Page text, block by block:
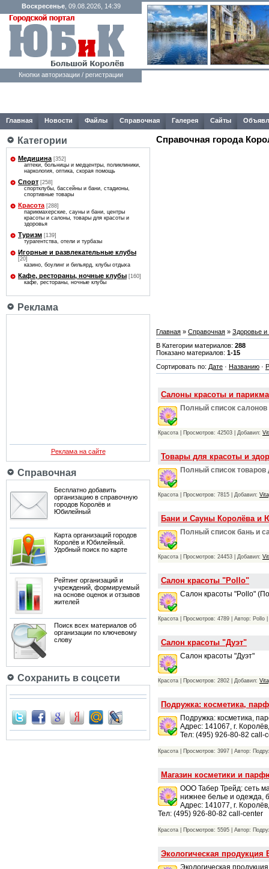
Воскресенье, 09.08.2026, 14:39
Кнопки авторизации / регистрации
Главная Новости Файлы Справочная Галерея Сайты
Категории
Медицина [352]
аптеки, больницы и медцентры, поликлиники,
наркология, оптика, скорая помощь
Спорт [258]
спортклубы, бассейны и бани, стадионы,
спортивные товары
Красота [288]
парикмахерские, сауны и бани, центры
красоты и салоны, товары для красоты и
здоровья
Туризм [139]
турагентства, отели и турбазы
Игорные и развлекательные клубы
[20]
казино, боулинг и бильярд, клубы отдыха
Кафе, рестораны, ночные клубы [160]
кафе, рестораны, ночные клубы
Реклама
Реклама на сайте
Справочная
Бесплатно добавить
организацию в справочную
городов Королёв и
Юбилейный
Карта организаций городов
Королёв и Юбилейный.
Удобный поиск по карте
Рейтинг организаций и
учреждений, формируемый
на основе оценок и отзывов
жителей
Поиск всех материалов об
организации по ключевому
слову
Сохранить в соцсети
Справочная города
Главная » Справочная » Здоровье и
В Категории материалов: 288
Показано материалов: 1-15
Сортировать по: Дате · Названию ·
Салоны красоты и
Полный список салонов
Красота | Просмотров: 42503 | Добавил:
Товары для красоты и
Полный список
Красота | Просмотров: 7815 | Добавил:
Бани и Сауны Королёва и
Полный список бань и
Красота | Просмотров: 24453 | Добавил:
Салон красоты "Pollo"
Салон красоты "Pollo"
Красота | Просмотров: 4789 | Автор: Pollo
Салон красоты "Дуэт"
Салон красоты "Дуэт"
Красота | Просмотров: 2802 | Добавил:
Подружка: косметика,
Подружка: косметика,
Адрес: 141067, г.
Тел: (495) 926-80-82 call-
Красота | Просмотров: 3997 | Автор:
Магазин косметики и
ООО Табер Трейд: сеть
нижнее белье и одежда,
Адрес: 141077, г.
Тел: (495) 926-80-82 call-center
Красота | Просмотров: 5595 | Автор:
Экологическая продукция
Экологическая